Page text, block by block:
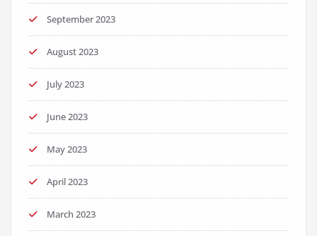
September 2023
August 2023
July 2023
June 2023
May 2023
April 2023
March 2023